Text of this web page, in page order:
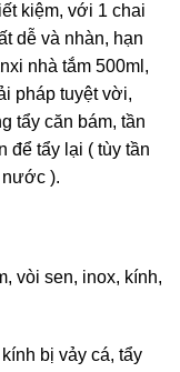
kiệm, với 1 chai
dễ và nhàn, hạn
nhà tắm 500ml,
pháp tuyệt vời,
tẩy căn bám, tần
để tẩy lại ( tùy tần
nước ).
vòi sen, inox, kính,
bị vảy cá, tẩy